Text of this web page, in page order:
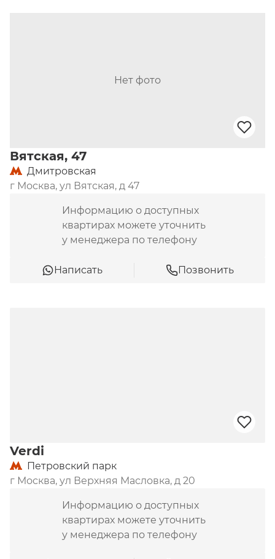
Нет фото
Вятская, 47
Дмитровская
г Москва, ул Вятская, д 47
Информацию о доступных
квартирах можете уточнить
у менеджера по телефону
Написать Позвонить
Verdi
Петровский парк
г Москва, ул Верхняя Масловка, д 20
Информацию о доступных
квартирах можете уточнить
у менеджера по телефону